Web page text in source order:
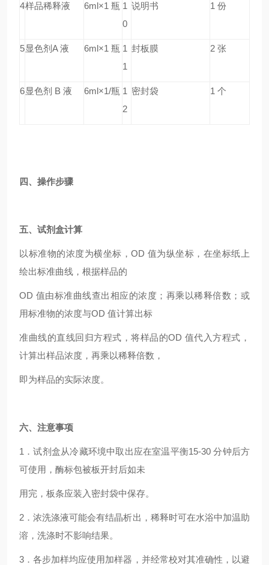
4样品稀释液 6ml×1 瓶 1
0
说明书 1 份
5显色剂A 液 6ml×1 瓶 1
1
封板膜 2 张
6显色剂 B 液 6ml×1/瓶 1
2
密封袋 1 个
四、操作步骤
五、试剂盒计算
以标准物的浓度为横坐标，OD 值为纵坐标，在坐标纸上
绘出标准曲线，根据样品的
OD 值由标准曲线查出相应的浓度；再乘以稀释倍数；或
用标准物的浓度与OD 值计算出标
准曲线的直线回归方程式，将样品的OD 值代入方程式，
计算出样品浓度，再乘以稀释倍数，
即为样品的实际浓度。
六、注意事项
1．试剂盒从冷藏环境中取出应在室温平衡15-30 分钟后方
可使用，酶标包被板开封后如未
用完，板条应装入密封袋中保存。
2．浓洗涤液可能会有结晶析出，稀释时可在水浴中加温助
溶，洗涤时不影响结果。
3．各步加样均应使用加样器，并经常校对其准确性，以避